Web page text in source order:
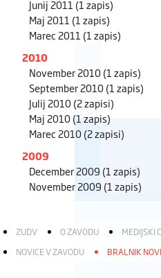
Junij 2011 (1 zapis)
Maj 2011 (1 zapis)
Marec 2011 (1 zapis)
2010
November 2010(1 zapis)
September 2010(1 zapis)
Julij 2010(2 zapisi)
Maj 2010(1 zapis)
Marec 2010(2 zapisi)
2009
December 2009 (1 zapis)
November 2009 (1 zapis)
ZUDV O ZAVODU
MEDIJSKI
NOVICE V ZAVODU
BRALNIK